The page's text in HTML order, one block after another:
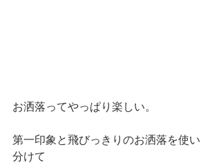
お洒落ってやっぱり楽しい。
第一印象と飛びっきりのお洒落を使い
分けて